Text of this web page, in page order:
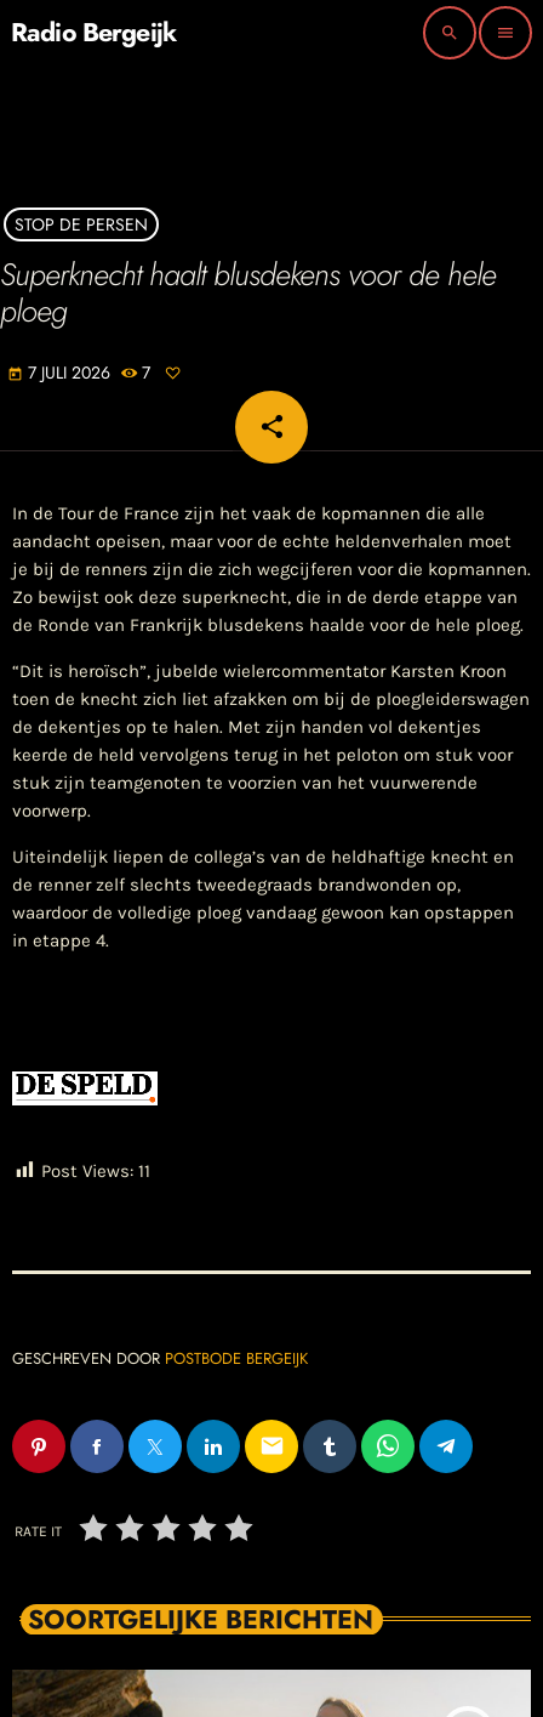
Radio Bergeijk search menu
STOP DE PERSEN
Superknecht haalt blusdekens voor de hele
ploeg
today 7 JULI 2026 7
share
email
In de Tour de France zijn het vaak de kopmannen die alle
aandacht opeisen, maar voor de echte heldenverhalen moet
je bij de renners zijn die zich wegcijferen voor die kopmannen.
Zo bewijst ook deze superknecht, die in de derde etappe van
de Ronde van Frankrijk blusdekens haalde voor de hele ploeg.
“Dit is heroïsch”, jubelde wielercommentator Karsten Kroon
toen de knecht zich liet afzakken om bij de ploegleiderswagen
de dekentjes op te halen. Met zijn handen vol dekentjes
keerde de held vervolgens terug in het peloton om stuk voor
stuk zijn teamgenoten te voorzien van het vuurwerende
voorwerp.
Uiteindelijk liepen de collega’s van de heldhaftige knecht en
de renner zelf slechts tweedegraads brandwonden op,
waardoor de volledige ploeg vandaag gewoon kan opstappen
in etappe 4.
Post Views: 11
GESCHREVEN DOOR POSTBODE BERGEIJK
email
RATE IT
SOORTGELIJKE BERICHTEN